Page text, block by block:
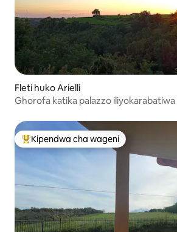
Fleti huko Arielli
Ghorofa katika palazzo iliyokarabatiwa
Kipendwa maarufu cha wageni
Kipendwa cha wageni